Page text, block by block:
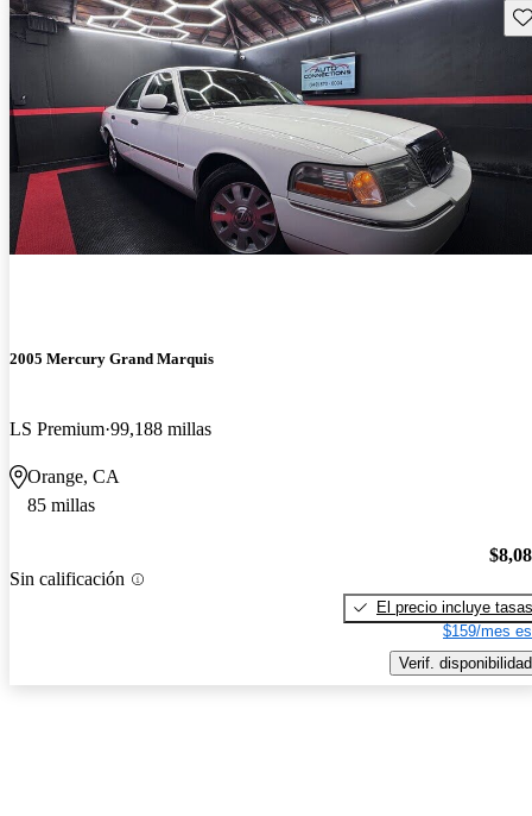
2005 Mercury Grand Marquis
LS Premium 99,188 millas
Orange, CA
85 millas
Sin calificación
El precio incluye tasas
$159/mes
Verif. disponibilidad